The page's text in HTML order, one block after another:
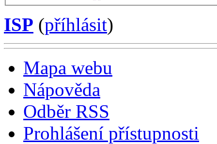
ISP (příhlásit)
Mapa webu
Nápověda
Odběr RSS
Prohlášení přístupnosti